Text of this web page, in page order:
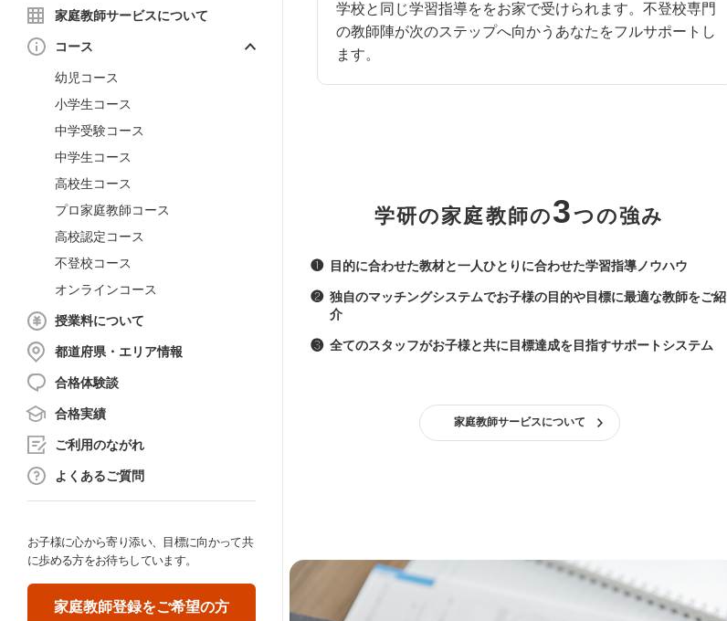
家庭教師サービスについて
コース
幼児コース
小学生コース
中学受験コース
中学生コース
高校生コース
プロ家庭教師コース
高校認定コース
不登校コース
オンラインコース
授業料について
都道府県・エリア情報
合格体験談
合格実績
ご利用のながれ
よくあるご質問
お子様に心から寄り添い、目標に向かって共
に歩める方をお待ちしています。
家庭教師登録をご希望の方
学校と同じ学習指導ををお家で受けられます。不登校専門
の教師陣が次のステップへ向かうあなたをフルサポートし
ます。
学研の家庭教師の3つの強み
❶ 目的に合わせた教材と一人ひとりに合わせた学習指導ノウハウ
❷ 独自のマッチングシステムでお子様の目的や目標に最適な教師をご紹
介
❸ 全てのスタッフがお子様と共に目標達成を目指すサポートシステム
家庭教師サービスについて